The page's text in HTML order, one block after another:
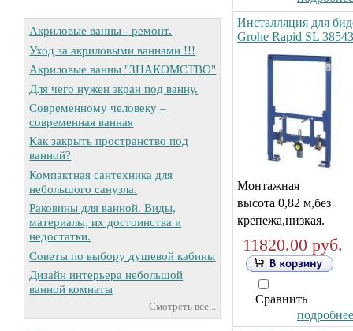
Акриловые ванны - ремонт.
Уход за акриловыми ваннами !!!
Акриловые ванны "ЗНАКОМСТВО"
Для чего нужен экран под ванну.
Современному человеку –
современная ванная
Как закрыть пространство под
ванной?
Компактная сантехника для
небольшого санузла.
Раковины для ванной. Виды,
материалы, их достоинства и
недостатки.
Советы по выбору душевой кабины
Дизайн интерьера небольшой
ванной комнаты
Смотреть все...
Инсталляция для
Grohe Rapid SL 38543
Монтажная
высота 0,82 м,без
крепежа,низкая.
11820.00 руб.
Сравнить